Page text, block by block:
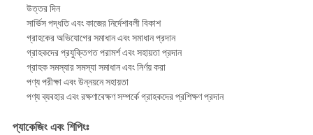
উত্তর দিন
সার্ভিস পদ্ধতি এবং কাজের নির্দেশাবলী বিকাশ
গ্রাহকের অভিযোগের সমাধান এবং সমাধান প্রদান
গ্রাহকদের প্রযুক্তিগত পরামর্শ এবং সহায়তা প্রদান
গ্রাহক সমস্যার সমস্যা সমাধান এবং নির্ণয় করা
পণ্য পরীক্ষা এবং উন্নয়নে সহায়তা
পণ্য ব্যবহার এবং রক্ষণাবেক্ষণ সম্পর্কে গ্রাহকদের প্রশিক্ষণ প্রদান
প্যাকেজিং এবং শিপিংঃ